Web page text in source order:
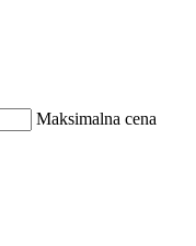
Maksimalna cena